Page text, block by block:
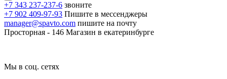
+7 343 237-237-6 звоните
+7 902 409-97-93 Пишите в мессенджеры
manager@spavto.com пишите на почту
Просторная - 146 Магазин в екатеринбурге
Мы в соц. сетях